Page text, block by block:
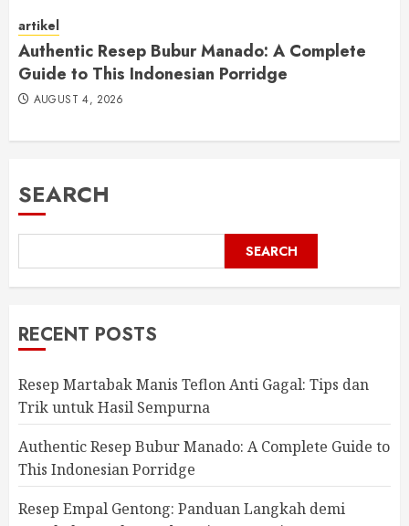
artikel
Authentic Resep Bubur Manado: A Complete
Guide to This Indonesian Porridge
AUGUST 4, 2026
SEARCH
SEARCH
RECENT POSTS
Resep Martabak Manis Teflon Anti Gagal: Tips dan
Trik untuk Hasil Sempurna
Authentic Resep Bubur Manado: A Complete Guide to
This Indonesian Porridge
Resep Empal Gentong: Panduan Langkah demi